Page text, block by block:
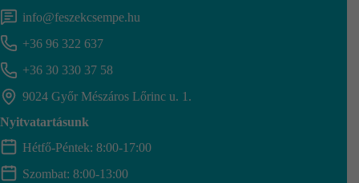
info@feszekcsempe.hu
+36 96 322 637
+36 30 330 37 58
9024 Győr Mészáros Lőrinc u. 1.
Nyitvatartásunk
Hétfő-Péntek: 8:00-17:00
Szombat: 8:00-13:00